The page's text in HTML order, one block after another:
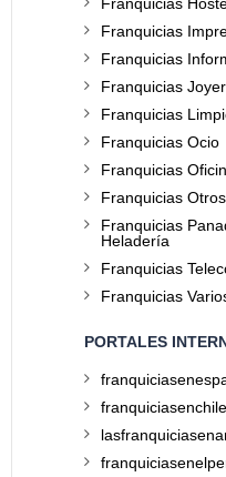
Franquicias
Franquicias
Franquicias
Franquicias
Franquicias Ocio
Franquicias
Franquicias
Franquicias
Heladería
Franquicias
Franquicias
PORTALES